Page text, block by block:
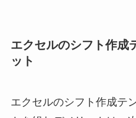
エクセルのシフト作成
ット
エクセルのシフト作成テ